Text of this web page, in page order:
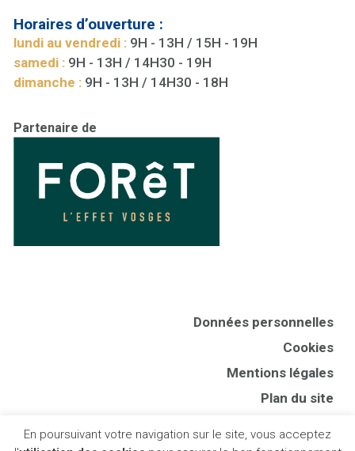
Horaires d’ouverture :
lundi au vendredi : 9H - 13H / 15H - 19H
samedi : 9H - 13H / 14H30 - 19H
dimanche : 9H - 13H / 14H30 - 18H
Partenaire de
Données personnelles
Cookies
Mentions légales
Plan du site
En poursuivant votre navigation sur le site, vous acceptez